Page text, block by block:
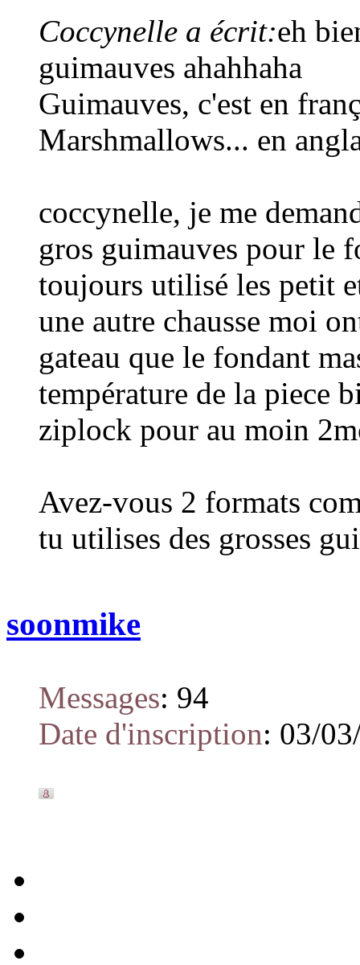
Coccynelle a écrit:eh
guimauves ahahhaha
Guimauves, c'est en
Marshmallows... en
coccynelle, je me
gros guimauves pour le
toujours utilisé les petit
une autre chausse moi
gateau que le fondant
température de la piece
ziplock pour au moin
Avez-vous 2 formats
tu utilises des grosses
soonmike
Messages: 94
Date d'inscription: 03/